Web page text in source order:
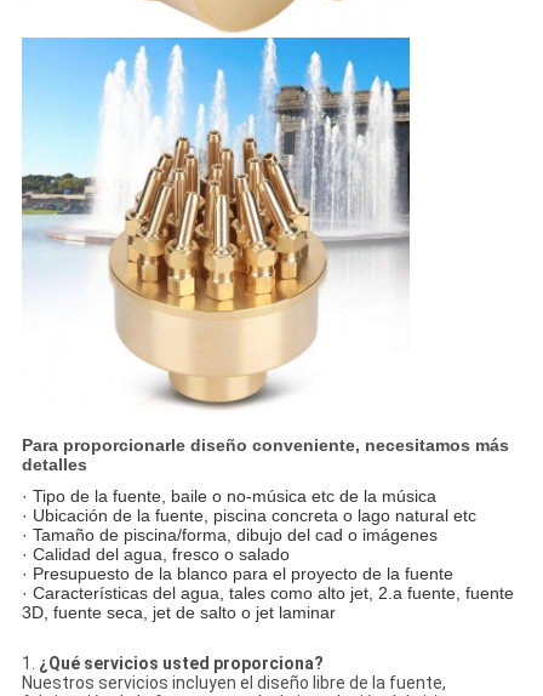
Para proporcionarle diseño conveniente, necesitamos más
detalles
· Tipo de la fuente, baile o no-música etc de la música
· Ubicación de la fuente, piscina concreta o lago natural etc
· Tamaño de piscina/forma, dibujo del cad o imágenes
· Calidad del agua, fresco o salado
· Presupuesto de la blanco para el proyecto de la fuente
· Características del agua, tales como alto jet, 2.a fuente, fuente
3D, fuente seca, jet de salto o jet laminar
1. ¿Qué servicios usted proporciona?
Nuestros servicios incluyen el diseño libre de la fuente,